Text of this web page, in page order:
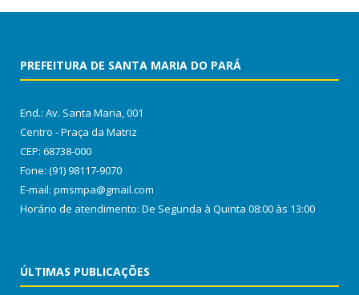
PREFEITURA DE SANTA MARIA DO PARÁ
End.: Av. Santa Maria, 001
Centro - Praça da Matriz
CEP: 68738-000
Fone: (91) 98117-9070
E-mail: pmsmpa@gmail.com
Horário de atendimento: De Segunda à Quinta 08:00 às 13:00
ÚLTIMAS PUBLICAÇÕES